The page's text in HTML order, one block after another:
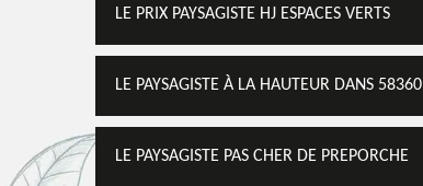
LE PRIX PAYSAGISTE HJ ESPACES VERTS
LE PAYSAGISTE À LA HAUTEUR DANS 58360
LE PAYSAGISTE PAS CHER DE PREPORCHE